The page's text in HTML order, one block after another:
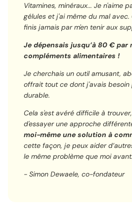
Vitamines, minéraux... Je n'aime
gélules et j'ai même du mal
finis jamais par m'en tenir aux
Je dépensais jusqu’à 80 € par
compléments alimentaires !
Je cherchais un outil amusant,
offrait tout ce dont j'avais besoin
durable.
Cela s'est avéré difficile à
d'essayer une approche
moi-même une solution à
cette façon, je peux aider
le même problème que moi avant.
- Simon Dewaele, co-fondateur